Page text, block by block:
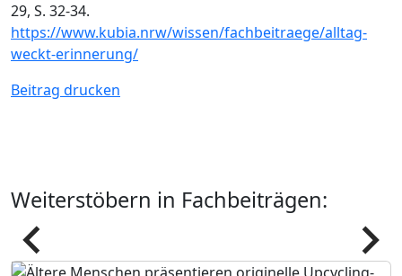
29, S. 32-34.
https://www.kubia.nrw/wissen/fachbeitraege/alltag-
weckt-erinnerung/
Beitrag drucken
Weiterstöbern in Fachbeiträgen:
Pfeil Pfeil